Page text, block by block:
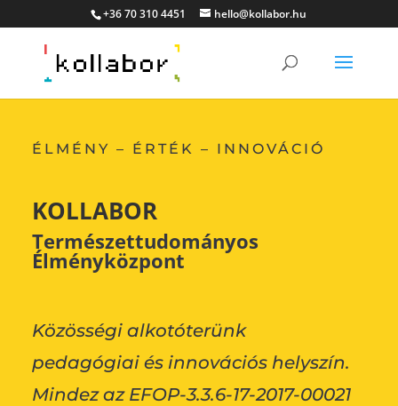
+36 70 310 4451 hello@kollabor.hu
ÉLMÉNY – ÉRTÉK – INNOVÁCIÓ
KOLLABOR
Természettudományos
Élményközpont
Közösségi alkotóterünk
pedagógiai és innovációs helyszín.
Mindez azEFOP-3.3.6-17-2017-00021